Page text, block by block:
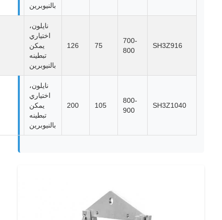
بالنيوبرين
SH3Z916
700-
800
نايلون،
اختياري
يمكن
تبطينه
بالنيوبرين
SH3Z1040
800-
900
105
200
نايلون،
اختياري
يمكن
تبطينه
بالنيوبرين